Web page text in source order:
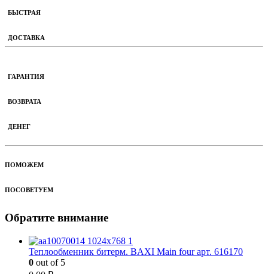
БЫСТРАЯ
ДОСТАВКА
ГАРАНТИЯ
ВОЗВРАТА
ДЕНЕГ
ПОМОЖЕМ
ПОСОВЕТУЕМ
Обратите внимание
Теплообменник битерм. BAXI Main four арт. 616170
0 out of 5